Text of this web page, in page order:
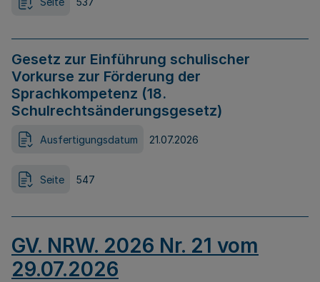
Gesetz zur Einführung schulischer
Vorkurse zur Förderung der
Sprachkompetenz (18.
Schulrechtsänderungsgesetz)
Ausfertigungsdatum 21.07.2026
Seite 547
GV. NRW. 2026 Nr. 21 vom
29.07.2026